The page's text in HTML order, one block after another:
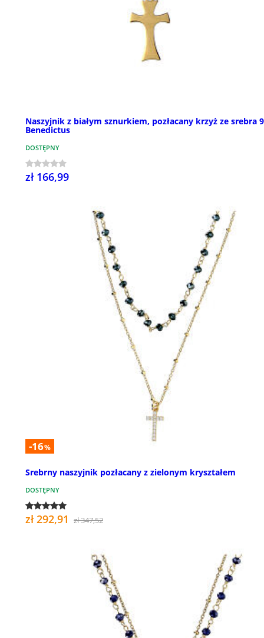
Naszyjnik z białym sznurkiem, pozłacany krzyż ze srebra
Benedictus
DOSTĘPNY
zł 166,99
-16%
Srebrny naszyjnik pozłacany z zielonym kryształem
DOSTĘPNY
zł 292,91 zł 347,52